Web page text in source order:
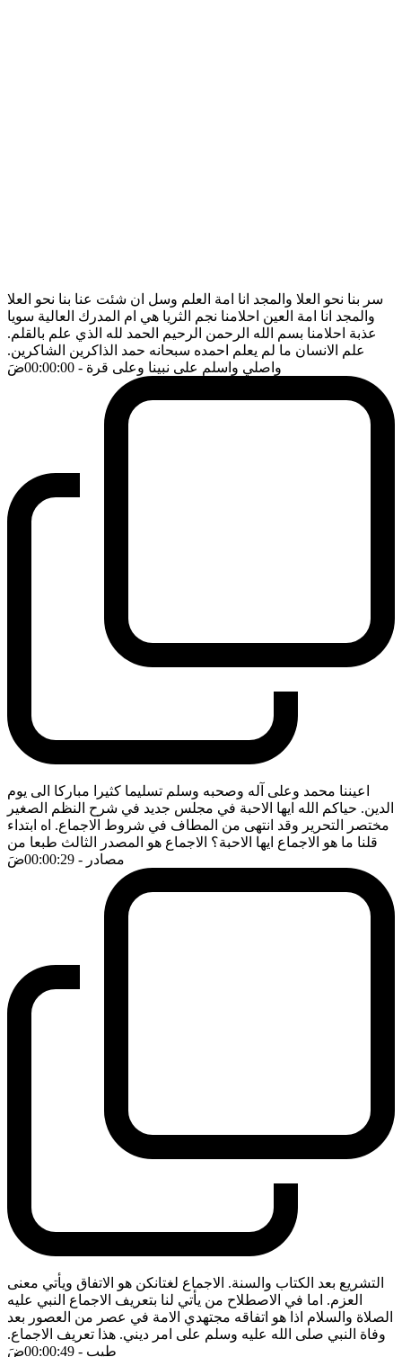
سر بنا نحو العلا والمجد انا امة العلم وسل ان شئت عنا بنا نحو العلا
والمجد انا امة العين احلامنا نجم الثريا هي ام المدرك العالية سويا
عذبة احلامنا بسم الله الرحمن الرحيم الحمد لله الذي علم بالقلم.
علم الانسان ما لم يعلم احمده سبحانه حمد الذاكرين الشاكرين.
واصلي واسلم على نبينا وعلى قرة - 00:00:00 ضَ
اعيننا محمد وعلى آله وصحبه وسلم تسليما كثيرا مباركا الى يوم
الدين. حياكم الله ايها الاحبة في مجلس جديد في شرح النظم الصغير
مختصر التحرير وقد انتهى من المطاف في شروط الاجماع. اه ابتداء
قلنا ما هو الاجماع ايها الاحبة؟ الاجماع هو المصدر الثالث طبعا من
مصادر - 00:00:29 ضَ
التشريع بعد الكتاب والسنة. الاجماع لغتانكن هو الاتفاق ويأتي معنى
العزم. اما في الاصطلاح من يأتي لنا بتعريف الاجماع النبي عليه
الصلاة والسلام اذا هو اتفاقه مجتهدي الامة في عصر من العصور بعد
وفاة النبي صلى الله عليه وسلم على امر ديني. هذا تعريف الاجماع.
طيب - 00:00:49 ضَ